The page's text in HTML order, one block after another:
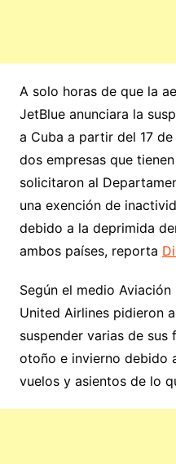
A solo horas de que la
JetBlue anunciara la
a Cuba a partir del 17
dos empresas que
solicitaron al
una exención de
debido a la deprimida
ambos países, reporta
Según el medio
United Airlines pidieron
suspender varias de sus
otoño e invierno debido
vuelos y asientos de lo